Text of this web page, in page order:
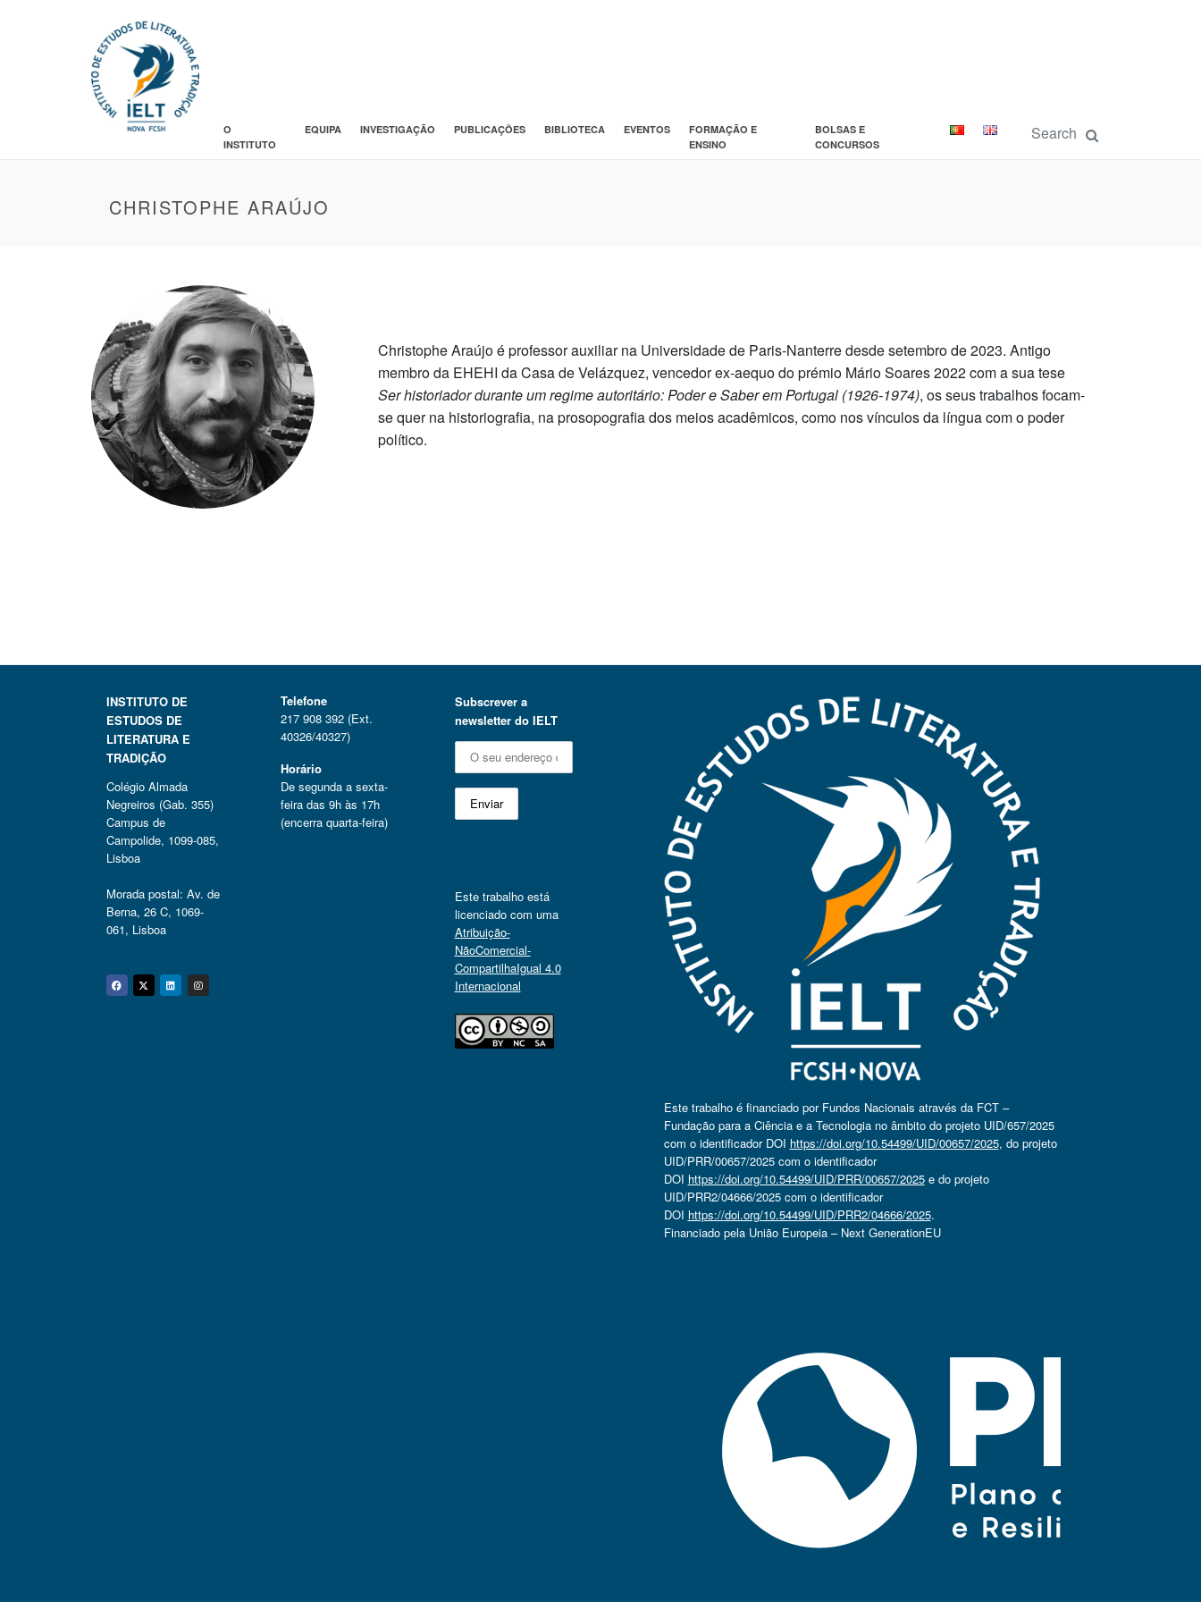
O
INSTITUTO
EQUIPA INVESTIGAÇÃO PUBLICAÇÕES BIBLIOTECA EVENTOS
FORMAÇÃO E
ENSINO
BOLSAS E
CONCURSOS
CHRISTOPHE ARAÚJO
Christophe Araújo é professor auxiliar na Universidade de Paris-Nanterre desde setembro de 2023. Antigo
membro da EHEHI da Casa de Velázquez, vencedor ex-aequo do prémio Mário Soares 2022 com a sua tese
Ser historiador durante um regime autoritário: Poder e Saber em Portugal (1926-1974), os seus trabalhos focam-
se quer na historiografia, na prosopografia dos meios acadêmicos, como nos vínculos da língua com o poder
político.
INSTITUTO DE
ESTUDOS DE
LITERATURA E
TRADIÇÃO
Colégio Almada
Negreiros (Gab. 355)
Campus de
Campolide, 1099-085,
Lisboa
Morada postal: Av. de
Berna, 26 C, 1069-
061, Lisboa
Facebook
Twitter
Linkedin
Instagram
Telefone
217 908 392 (Ext.
40326/40327)
Horário
De segunda a sexta-
feira das 9h às 17h
(encerra quarta-feira)
Subscrever a
newsletter do IELT
Este trabalho está
licenciado com uma
Atribuição-
NãoComercial-
CompartilhaIgual 4.0
Internacional
Este trabalho é financiado por Fundos Nacionais através da FCT –
Fundação para a Ciência e a Tecnologia no âmbito do projeto UID/657/2025
com o identificador DOI https://doi.org/10.54499/UID/00657/2025, do projeto
UID/PRR/00657/2025 com o identificador
DOI https://doi.org/10.54499/UID/PRR/00657/2025e do projeto
UID/PRR2/04666/2025 com o identificador
DOI https://doi.org/10.54499/UID/PRR2/04666/2025.
Financiado pela União Europeia – Next GenerationEU